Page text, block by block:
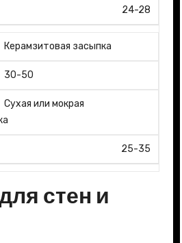
24-28
Керамзитовая засыпка
30-50
Сухая или мокрая
25-35
стен и